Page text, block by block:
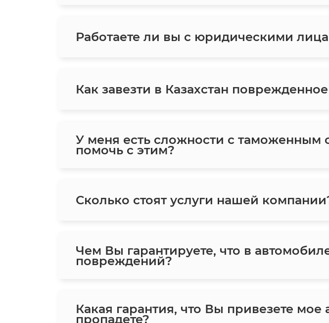
Работаете ли вы с юридическими
Как завезти в Казахстан
У меня есть сложности с
помочь с этим?
Сколько стоят услуги нашей
Чем Вы гарантируете, что в
повреждений?
Какая гарантия, что Вы привезете мое
пропадете?